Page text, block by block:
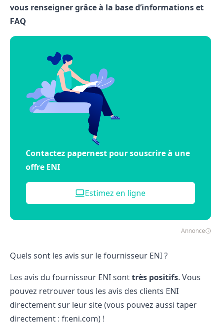
vous renseigner grâce à la base d’informations et
FAQ
Contactez papernest pour souscrire à une
offre ENI
Estimez en ligne
Annonce
Quels sont les avis sur le fournisseur ENI ?
Les avis du fournisseur ENI sonttrès positifs. Vous
pouvez retrouver tous les avis des clients ENI
directement sur leursite(vous pouvez aussi taper
directement : fr.eni.com) !